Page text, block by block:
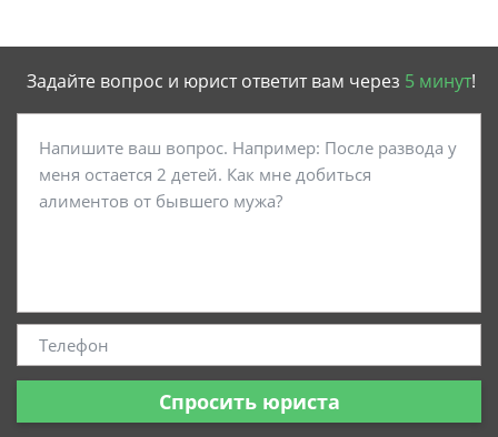
Задайте вопрос и юрист ответит вам через 5 минут!
Спросить юриста